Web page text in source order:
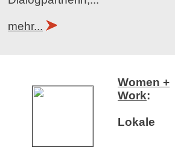
mehr...
Women +
Work:
Lokale